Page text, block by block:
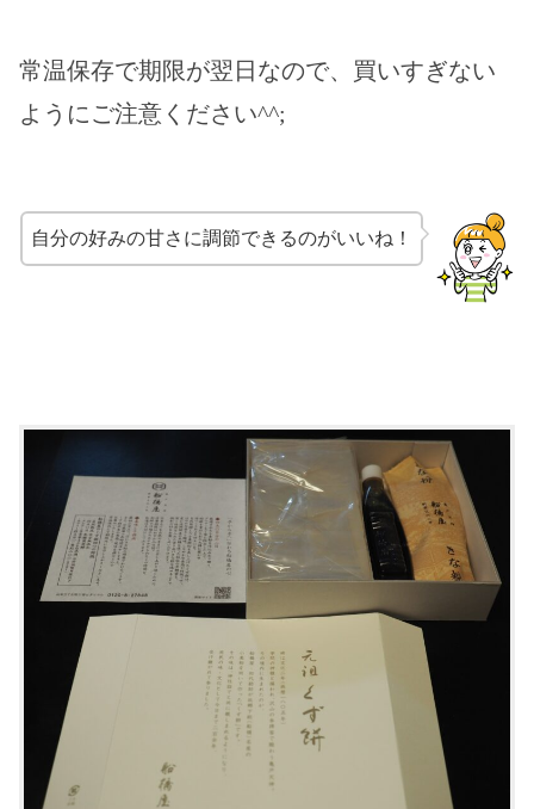
常温保存で期限が翌日なので、買いすぎない
ようにご注意ください^^;
自分の好みの甘さに調節できるのがいいね！